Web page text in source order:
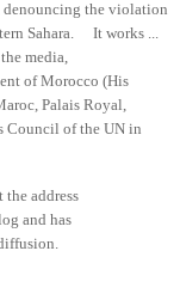
denouncing the violation
Sahara. It works ...
media,
of Morocco (His
Palais Royal,
Council of the UN in
address
and has